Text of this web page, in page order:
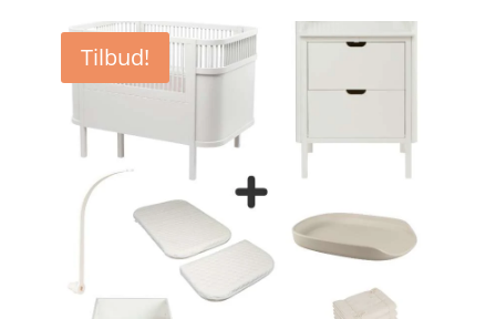
var:
18.338,00 kr..
er:
14.499,00 kr..
Tilbud!